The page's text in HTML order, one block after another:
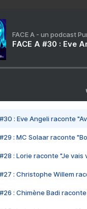
FACE A - un podcast
FACE A #30 : Eve
#30 : Eve Angeli raconte
#29 : MC Solaar raconte
#28 : Lorie raconte "Je vais
#27 : Christophe Willem
#26 : Chimène Badi